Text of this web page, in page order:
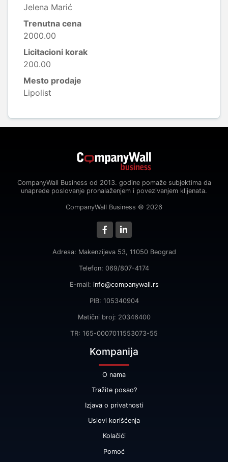
Jelena Marić
Trenutna cena
2000.00
Licitacioni korak
200.00
Mesto prodaje
Lipolist
CompanyWall Business od 2013. godine pomaže subjektima da
unaprede poslovanje pronalaženjem i povezivanjem klijenata.
CompanyWall Business © 2026
Adresa: Makenzijeva 53, 11050 Beograd
Telefon: 069/807-4174
E-mail: info@companywall.rs
PIB: 105340904
Matični broj: 20346400
TR: 165-0007011553073-55
Kompanija
O nama
Tražite posao?
Izjava o privatnosti
Uslovi korišćenja
Kolačići
Pomoć